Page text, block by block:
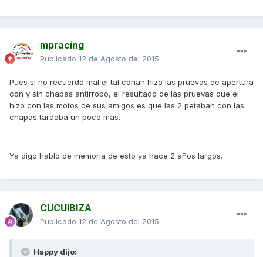
mpracing
Publicado 12 de Agosto del 2015
Pues si no recuerdo mal el tal conan hizo las pruevas de apertura
con y sin chapas antirrobo, el resultado de las pruevas que el
hizo con las motos de sus amigos es que las 2 petaban con las
chapas tardaba un poco mas.
Ya digo hablo de memoria de esto ya hace 2 años largos.
CUCUIBIZA
Publicado 12 de Agosto del 2015
Happy dijo: